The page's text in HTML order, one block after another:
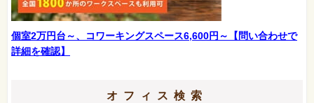
個室2万円台～、コワーキングスペース6,600円～【問い合わせで
詳細を確認】
オフィス検索